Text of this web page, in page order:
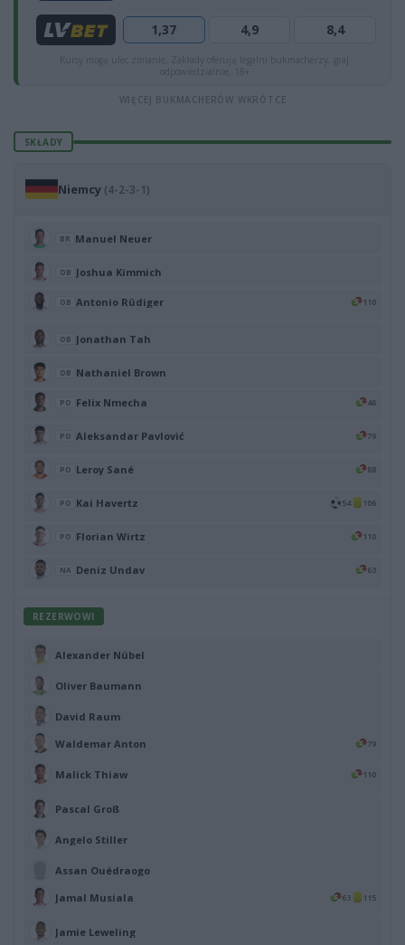
1,37 4,9 8,4
Kursy mogą ulec zmianie, Zakłady oferują legalni bukmacherzy, graj
odpowiedzialnie, 18+
WIĘCEJ BUKMACHERÓW WKRÓTCE
SKŁADY
Niemcy (4-2-3-1)
BR Manuel Neuer
OB Joshua Kimmich
OB Antonio Rüdiger 110
OB Jonathan Tah
OB Nathaniel Brown
PO Felix Nmecha 46
PO Aleksandar Pavlović 79
PO Leroy Sané 88
PO Kai Havertz 54 106
PO Florian Wirtz 110
NA Deniz Undav 63
REZERWOWI
Alexander Nübel
Oliver Baumann
David Raum
Waldemar Anton 79
Malick Thiaw 110
Pascal Groß
Angelo Stiller
Assan Ouédraogo
Jamal Musiala 63 115
Jamie Leweling